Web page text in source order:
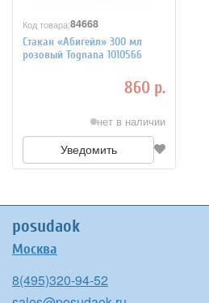
Код товара:84668
Стакан «Абигейл» 300 мл
розовый Tognana 1010566
860 р.
нет в наличии
Уведомить
posudaok
Москва
8(495)320-94-52